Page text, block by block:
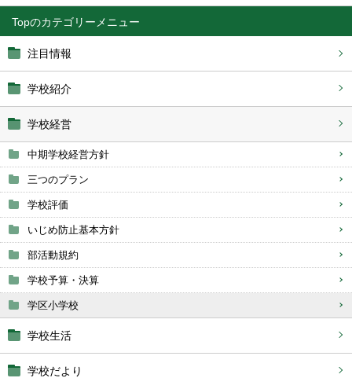
Top
注目情報
学校紹介
学校経営
中期学校経営方針
三つのプラン
学校評価
いじめ防止基本方針
部活動規約
学校予算・決算
学区小学校
学校生活
学校だより